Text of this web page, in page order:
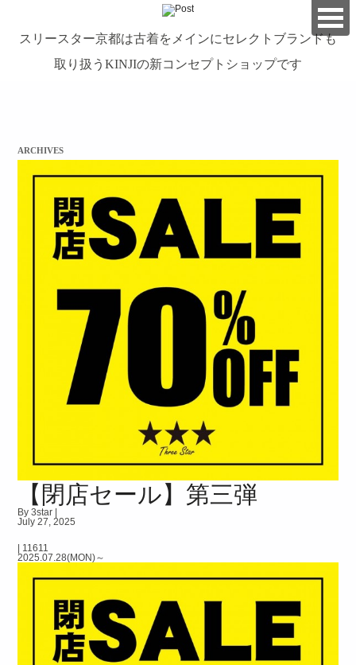
スリースター京都は古着をメインにセレクトブランドも
取り扱うKINJIの新コンセプトショップです
займ на карту онлайн без отказа
ARCHIVES
【閉店セール】第三弾
By 3star |
July 27, 2025
11611
2025.07.28(MON)～